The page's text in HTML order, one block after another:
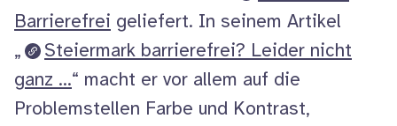
Barrierefrei geliefert. In seinem Artikel
„
Steiermark barrierefrei? Leider nicht
ganz …“ macht er vor allem auf die
Problemstellen Farbe und Kontrast,